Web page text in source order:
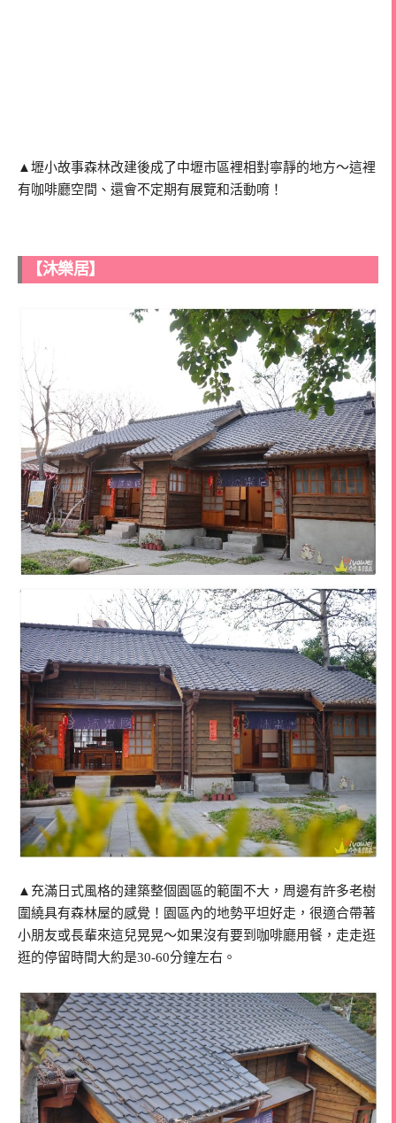
▲壢小故事森林改建後成了中壢市區裡相對寧靜的地方～這裡
有咖啡廳空間、還會不定期有展覽和活動唷！
【沐樂居】
▲充滿日式風格的建築整個園區的範圍不大，周邊有許多老樹
圍繞具有森林屋的感覺！園區內的地勢平坦好走，很適合帶著
小朋友或長輩來這兒晃晃～如果沒有要到咖啡廳用餐，走走逛
逛的停留時間大約是30-60分鐘左右。